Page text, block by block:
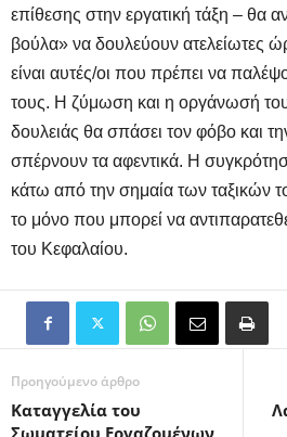
επίθεσης στην εργατική τάξη – θα
βούλα» να δουλεύουν ατελείωτες
είναι αυτές/οι που πρέπει να
τους. Η ζύμωση και η οργάνωσή
δουλειάς θα σπάσει τον φόβο και
σπέρνουν τα αφεντικά. Η
κάτω από την σημαία των ταξικών
το μόνο που μπορεί να
του Κεφαλαίου.
Προηγούμενο άρθρο
Καταγγελία του
Σωματείου Εργαζομένων